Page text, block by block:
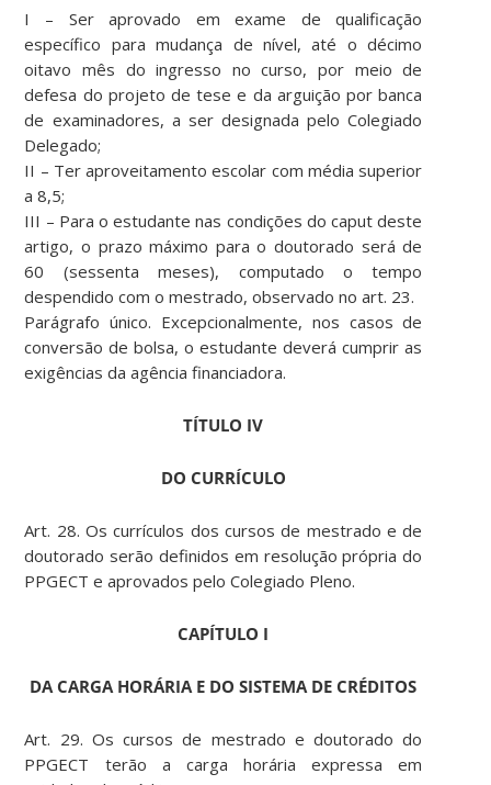
I – Ser aprovado em exame de qualificação
específico para mudança de nível, até o décimo
oitavo mês do ingresso no curso, por meio de
defesa do projeto de tese e da arguição por banca
de examinadores, a ser designada pelo Colegiado
Delegado;
II – Ter aproveitamento escolar com média superior
a 8,5;
III – Para o estudante nas condições do caput deste
artigo, o prazo máximo para o doutorado será de
60 (sessenta meses), computado o tempo
despendido com o mestrado, observado no art. 23.
Parágrafo único. Excepcionalmente, nos casos de
conversão de bolsa, o estudante deverá cumprir as
exigências da agência financiadora.
TÍTULO IV
DO CURRÍCULO
Art. 28. Os currículos dos cursos de mestrado e de
doutorado serão definidos em resolução própria do
PPGECT e aprovados pelo Colegiado Pleno.
CAPÍTULO I
DA CARGA HORÁRIA E DO SISTEMA DE CRÉDITOS
Art. 29. Os cursos de mestrado e doutorado do
PPGECT terão a carga horária expressa em